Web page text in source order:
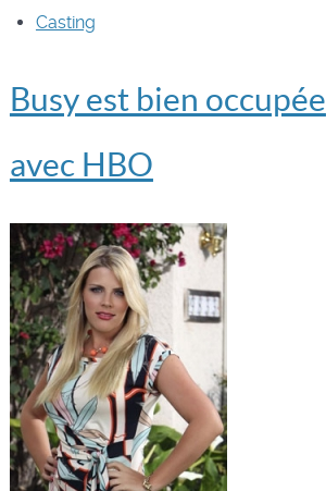
Casting
Busy est bien occupée
avec HBO